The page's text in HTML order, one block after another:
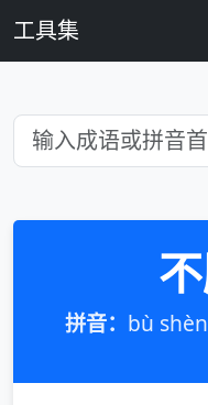
工具集
拼音： bù